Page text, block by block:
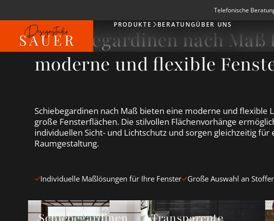
Telefonische
Produkte
PRODUKTE BERATUNGÜBER UNS
Schiebegardinen nach Maß
moderne und flexible
Schiebegardinen nach Maß bieten eine moderne und flexible
große Fensterflächen. Die stilvollen Flächenvorhänge
individuellen Sicht- und Lichtschutz und sorgen gleichzeitig für
Raumgestaltung.
Individuelle Maßlösungen für Ihre Fenster Große Auswahl an
Schiebegardinen Neuheiten ansehenTransparente Schiebegardinen